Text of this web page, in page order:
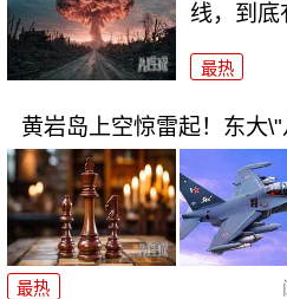
线，到底
最热
黄岩岛上空惊雷起！东大
最热